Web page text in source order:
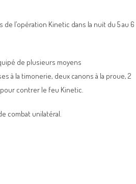
l’opération Kinetic dans la nuit du 5 au 6
de plusieurs moyens
à la timonerie, deux canons à la proue, 2
contrer le feu Kinetic.
combat unilatéral.